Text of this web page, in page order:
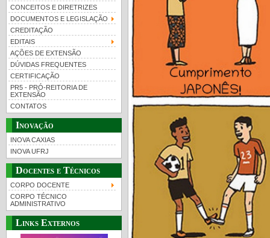
CONCEITOS E DIRETRIZES
DOCUMENTOS E LEGISLAÇÃO
CREDITAÇÃO
EDITAIS
AÇÕES DE EXTENSÃO
DÚVIDAS FREQUENTES
CERTIFICAÇÃO
PR5 - PRÓ-REITORIA DE
EXTENSÃO
CONTATOS
Inovação
INOVA CAXIAS
INOVA UFRJ
Docentes e Técnicos
CORPO DOCENTE
CORPO TÉCNICO
ADMINISTRATIVO
Links Externos